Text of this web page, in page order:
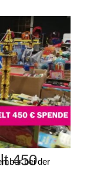
450bei der